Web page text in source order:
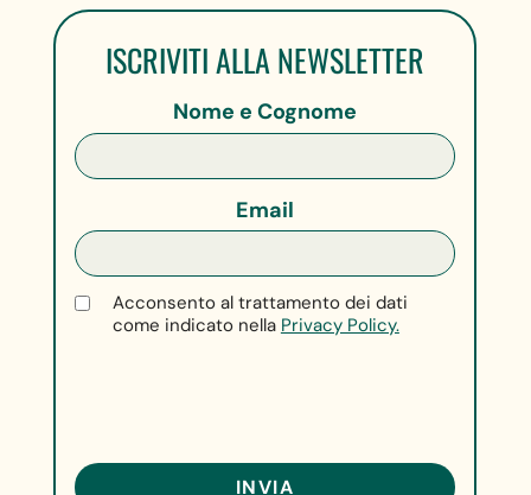
ISCRIVITI ALLA NEWSLETTER
Nome e Cognome
Email
Acconsento al trattamento dei dati
come indicato nella Privacy Policy.